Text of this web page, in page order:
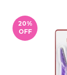
20%
OFF